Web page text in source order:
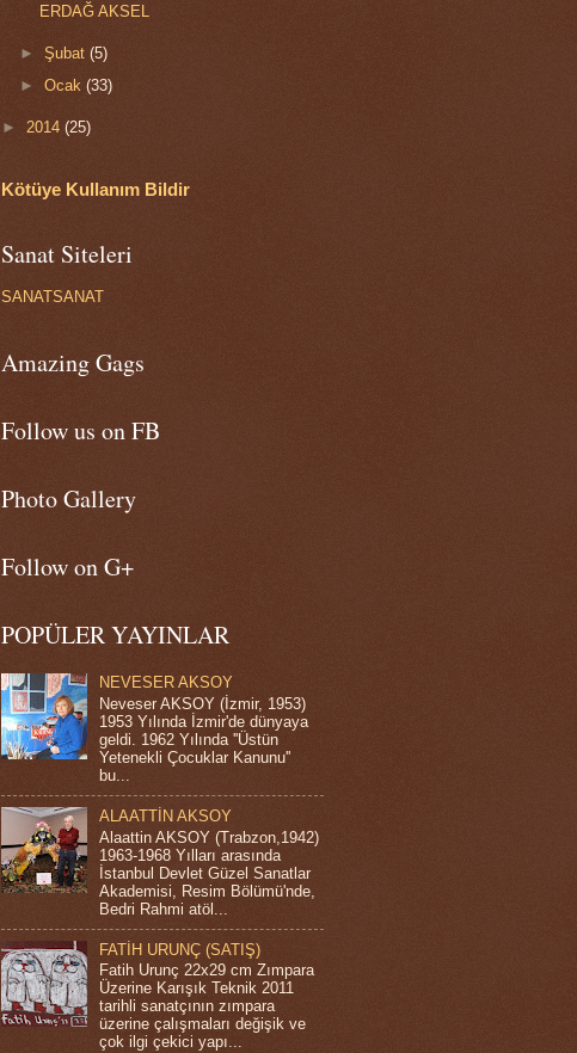
ERDAĞ AKSEL
►Şubat(5)
►Ocak(33)
► 2014 (25)
Kötüye Kullanım Bildir
Sanat Siteleri
SANATSANAT
Amazing Gags
Follow us on FB
Photo Gallery
Follow on G+
POPÜLER YAYINLAR
NEVESER AKSOY
Neveser AKSOY (İzmir, 1953)
1953 Yılında İzmir'de dünyaya
geldi. 1962 Yılında ''Üstün
Yetenekli Çocuklar Kanunu''
bu...
ALAATTİN AKSOY
Alaattin AKSOY (Trabzon,1942)
1963-1968 Yılları arasında
İstanbul Devlet Güzel Sanatlar
Akademisi, Resim Bölümü'nde,
Bedri Rahmi atöl...
FATİH URUNÇ (SATIŞ)
Fatih Urunç 22x29 cm Zımpara
Üzerine Karışık Teknik 2011
tarihli sanatçının zımpara
üzerine çalışmaları değişik ve
çok ilgi çekici yapı...